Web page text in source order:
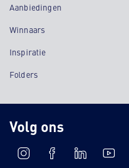
Aanbiedingen
Winnaars
Inspiratie
Folders
Volg ons